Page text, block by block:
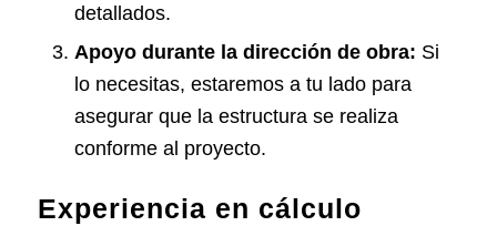
detallados.
Apoyo durante la dirección de obra: Si
lo necesitas, estaremos a tu lado para
asegurar que la estructura se realiza
conforme al proyecto.
Experiencia en cálculo